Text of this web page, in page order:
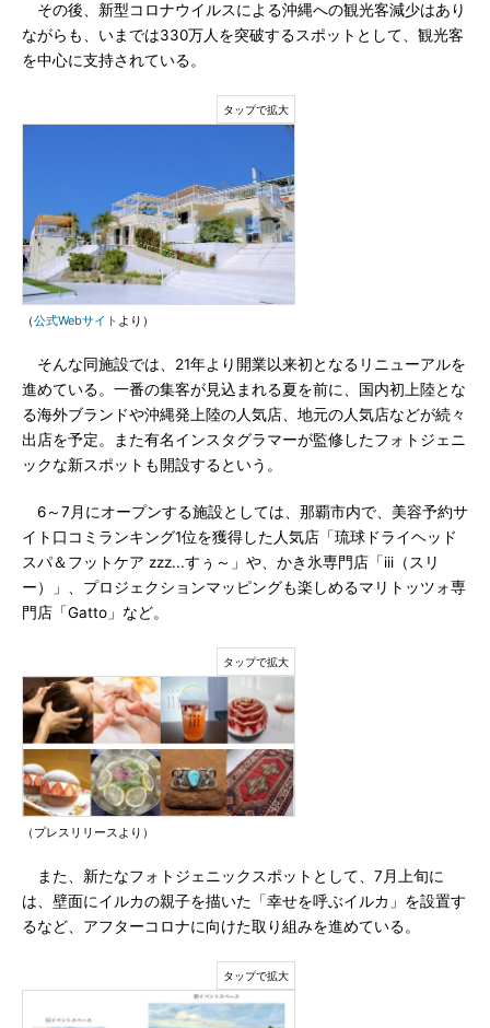
その後、新型コロナウイルスによる沖縄への観光客減少はあり
ながらも、いまでは330万人を突破するスポットとして、観光客
を中心に支持されている。
（公式Webサイト より）
そんな同施設では、21年より開業以来初となるリニューアルを
進めている。一番の集客が見込まれる夏を前に、国内初上陸とな
る海外ブランドや沖縄発上陸の人気店、地元の人気店などが続々
出店を予定。また有名インスタグラマーが監修したフォトジェニ
ックな新スポットも開設するという。
6～7月にオープンする施設としては、那覇市内で、美容予約サ
イト口コミランキング1位を獲得した人気店「琉球ドライヘッド
スパ＆フットケア zzz...すぅ～」や、かき氷専門店「iii（スリ
ー）」、プロジェクションマッピングも楽しめるマリトッツォ専
門店「Gatto」など。
（プレスリリースより）
また、新たなフォトジェニックスポットとして、7月上旬に
は、壁面にイルカの親子を描いた「幸せを呼ぶイルカ」を設置す
るなど、アフターコロナに向けた取り組みを進めている。